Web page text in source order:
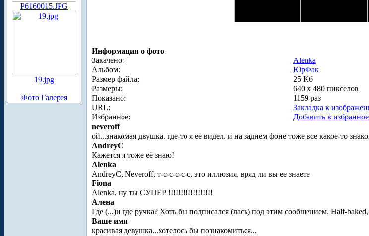
P6160015.JPG
19.jpg
Фото Галерея
Информация о фото
Закачено:
Alenka
Альбом:
ЮрФак
Размер файла:
25 Kб
Размеры:
640 x 480 пикселов
Показано:
1159 раз
URL:
Закладка к
Избранное:
Добавить в избранное
neveroff
ой...знакомая двушка. где-то я ее видел. и на заднем фоне тоже все какое-то
AndreyC
Кажется я тоже её знаю!
Alenka
AndreyC, Neveroff, т-с-с-с-с-с, это иллюзия, вряд ли вы ее знаете
Fiona
Alenka, ну ты СУПЕР !!!!!!!!!!!!!!!!!!
Алена
Где (...)и где ручка? Хоть бы подписался (лась) под этим сообщением. Half-
Ваше имя
красивая девушка...хотелось бы познакомиться...